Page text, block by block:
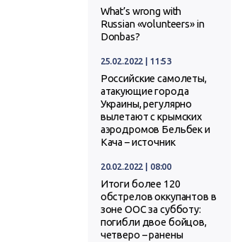
What’s wrong with
Russian «volunteers» in
Donbas?
25.02.2022 | 11:53
Российские самолеты,
атакующие города
Украины, регулярно
вылетают с крымских
аэродромов Бельбек и
Кача – источник
20.02.2022 | 08:00
Итоги более 120
обстрелов оккупантов в
зоне ООС за субботу:
погибли двое бойцов,
четверо – ранены